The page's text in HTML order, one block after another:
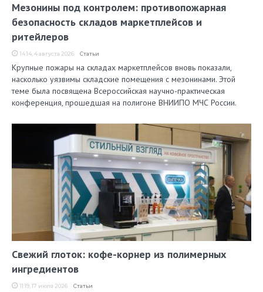
Мезонины под контролем: противопожарная
безопасность складов маркетплейсов и
ритейлеров
14:14, 4 августа 2026 Статьи
Крупные пожары на складах маркетплейсов вновь показали,
насколько уязвимы складские помещения с мезонинами. Этой
теме была посвящена Всероссийская научно-практическая
конференция, прошедшая на полигоне ВНИИПО МЧС России.
Свежий глоток: кофе-корнер из полимерных
ингредиентов
11:19, 17 июля 2026 Статьи